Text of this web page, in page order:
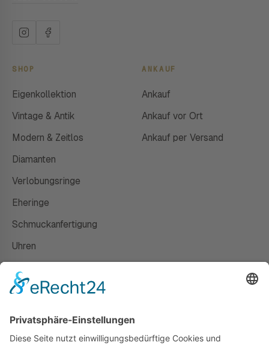
SHOP
Eigenkollektion
Vintage & Antik
Modern & Zeitlos
Diamanten
Verlobungsringe
Eheringe
Schmuckanfertigung
Uhren
ANKAUF
Ankauf
Ankauf vor Ort
Ankauf per Versand
Susanne Steiger